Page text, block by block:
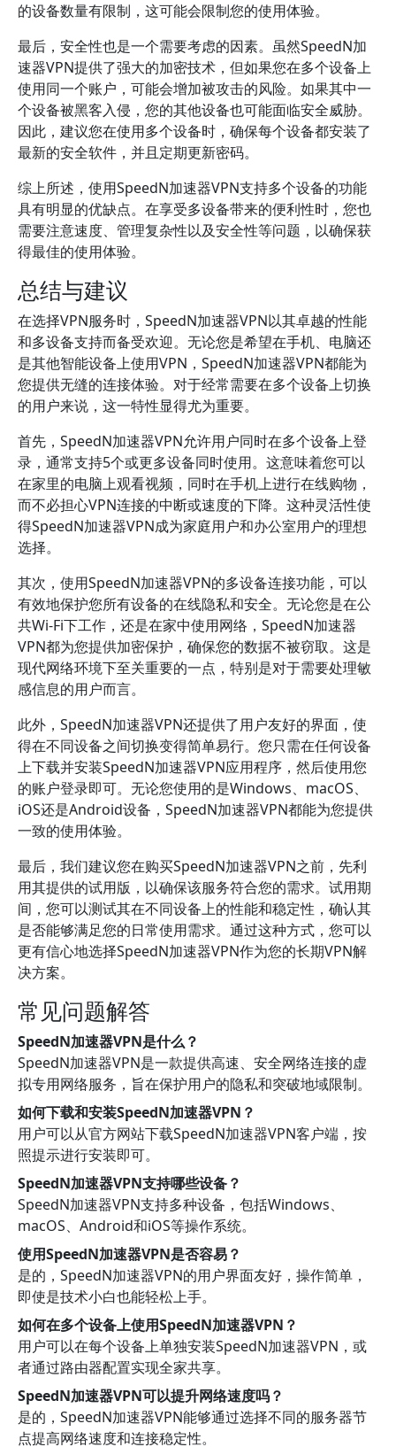
的设备数量有限制，这可能会限制您的使用体验。
最后，安全性也是一个需要考虑的因素。虽然SpeedN加
速器VPN提供了强大的加密技术，但如果您在多个设备上
使用同一个账户，可能会增加被攻击的风险。如果其中一
个设备被黑客入侵，您的其他设备也可能面临安全威胁。
因此，建议您在使用多个设备时，确保每个设备都安装了
最新的安全软件，并且定期更新密码。
综上所述，使用SpeedN加速器VPN支持多个设备的功能
具有明显的优缺点。在享受多设备带来的便利性时，您也
需要注意速度、管理复杂性以及安全性等问题，以确保获
得最佳的使用体验。
总结与建议
在选择VPN服务时，SpeedN加速器VPN以其卓越的性能
和多设备支持而备受欢迎。无论您是希望在手机、电脑还
是其他智能设备上使用VPN，SpeedN加速器VPN都能为
您提供无缝的连接体验。对于经常需要在多个设备上切换
的用户来说，这一特性显得尤为重要。
首先，SpeedN加速器VPN允许用户同时在多个设备上登
录，通常支持5个或更多设备同时使用。这意味着您可以
在家里的电脑上观看视频，同时在手机上进行在线购物，
而不必担心VPN连接的中断或速度的下降。这种灵活性使
得SpeedN加速器VPN成为家庭用户和办公室用户的理想
选择。
其次，使用SpeedN加速器VPN的多设备连接功能，可以
有效地保护您所有设备的在线隐私和安全。无论您是在公
共Wi-Fi下工作，还是在家中使用网络，SpeedN加速器
VPN都为您提供加密保护，确保您的数据不被窃取。这是
现代网络环境下至关重要的一点，特别是对于需要处理敏
感信息的用户而言。
此外，SpeedN加速器VPN还提供了用户友好的界面，使
得在不同设备之间切换变得简单易行。您只需在任何设备
上下载并安装SpeedN加速器VPN应用程序，然后使用您
的账户登录即可。无论您使用的是Windows、macOS、
iOS还是Android设备，SpeedN加速器VPN都能为您提供
一致的使用体验。
最后，我们建议您在购买SpeedN加速器VPN之前，先利
用其提供的试用版，以确保该服务符合您的需求。试用期
间，您可以测试其在不同设备上的性能和稳定性，确认其
是否能够满足您的日常使用需求。通过这种方式，您可以
更有信心地选择SpeedN加速器VPN作为您的长期VPN解
决方案。
常见问题解答
SpeedN加速器VPN是什么？
SpeedN加速器VPN是一款提供高速、安全网络连接的虚
拟专用网络服务，旨在保护用户的隐私和突破地域限制。
如何下载和安装SpeedN加速器VPN？
用户可以从官方网站下载SpeedN加速器VPN客户端，按
照提示进行安装即可。
SpeedN加速器VPN支持哪些设备？
SpeedN加速器VPN支持多种设备，包括Windows、
macOS、Android和iOS等操作系统。
使用SpeedN加速器VPN是否容易？
是的，SpeedN加速器VPN的用户界面友好，操作简单，
即使是技术小白也能轻松上手。
如何在多个设备上使用SpeedN加速器VPN？
用户可以在每个设备上单独安装SpeedN加速器VPN，或
者通过路由器配置实现全家共享。
SpeedN加速器VPN可以提升网络速度吗？
是的，SpeedN加速器VPN能够通过选择不同的服务器节
点提高网络速度和连接稳定性。